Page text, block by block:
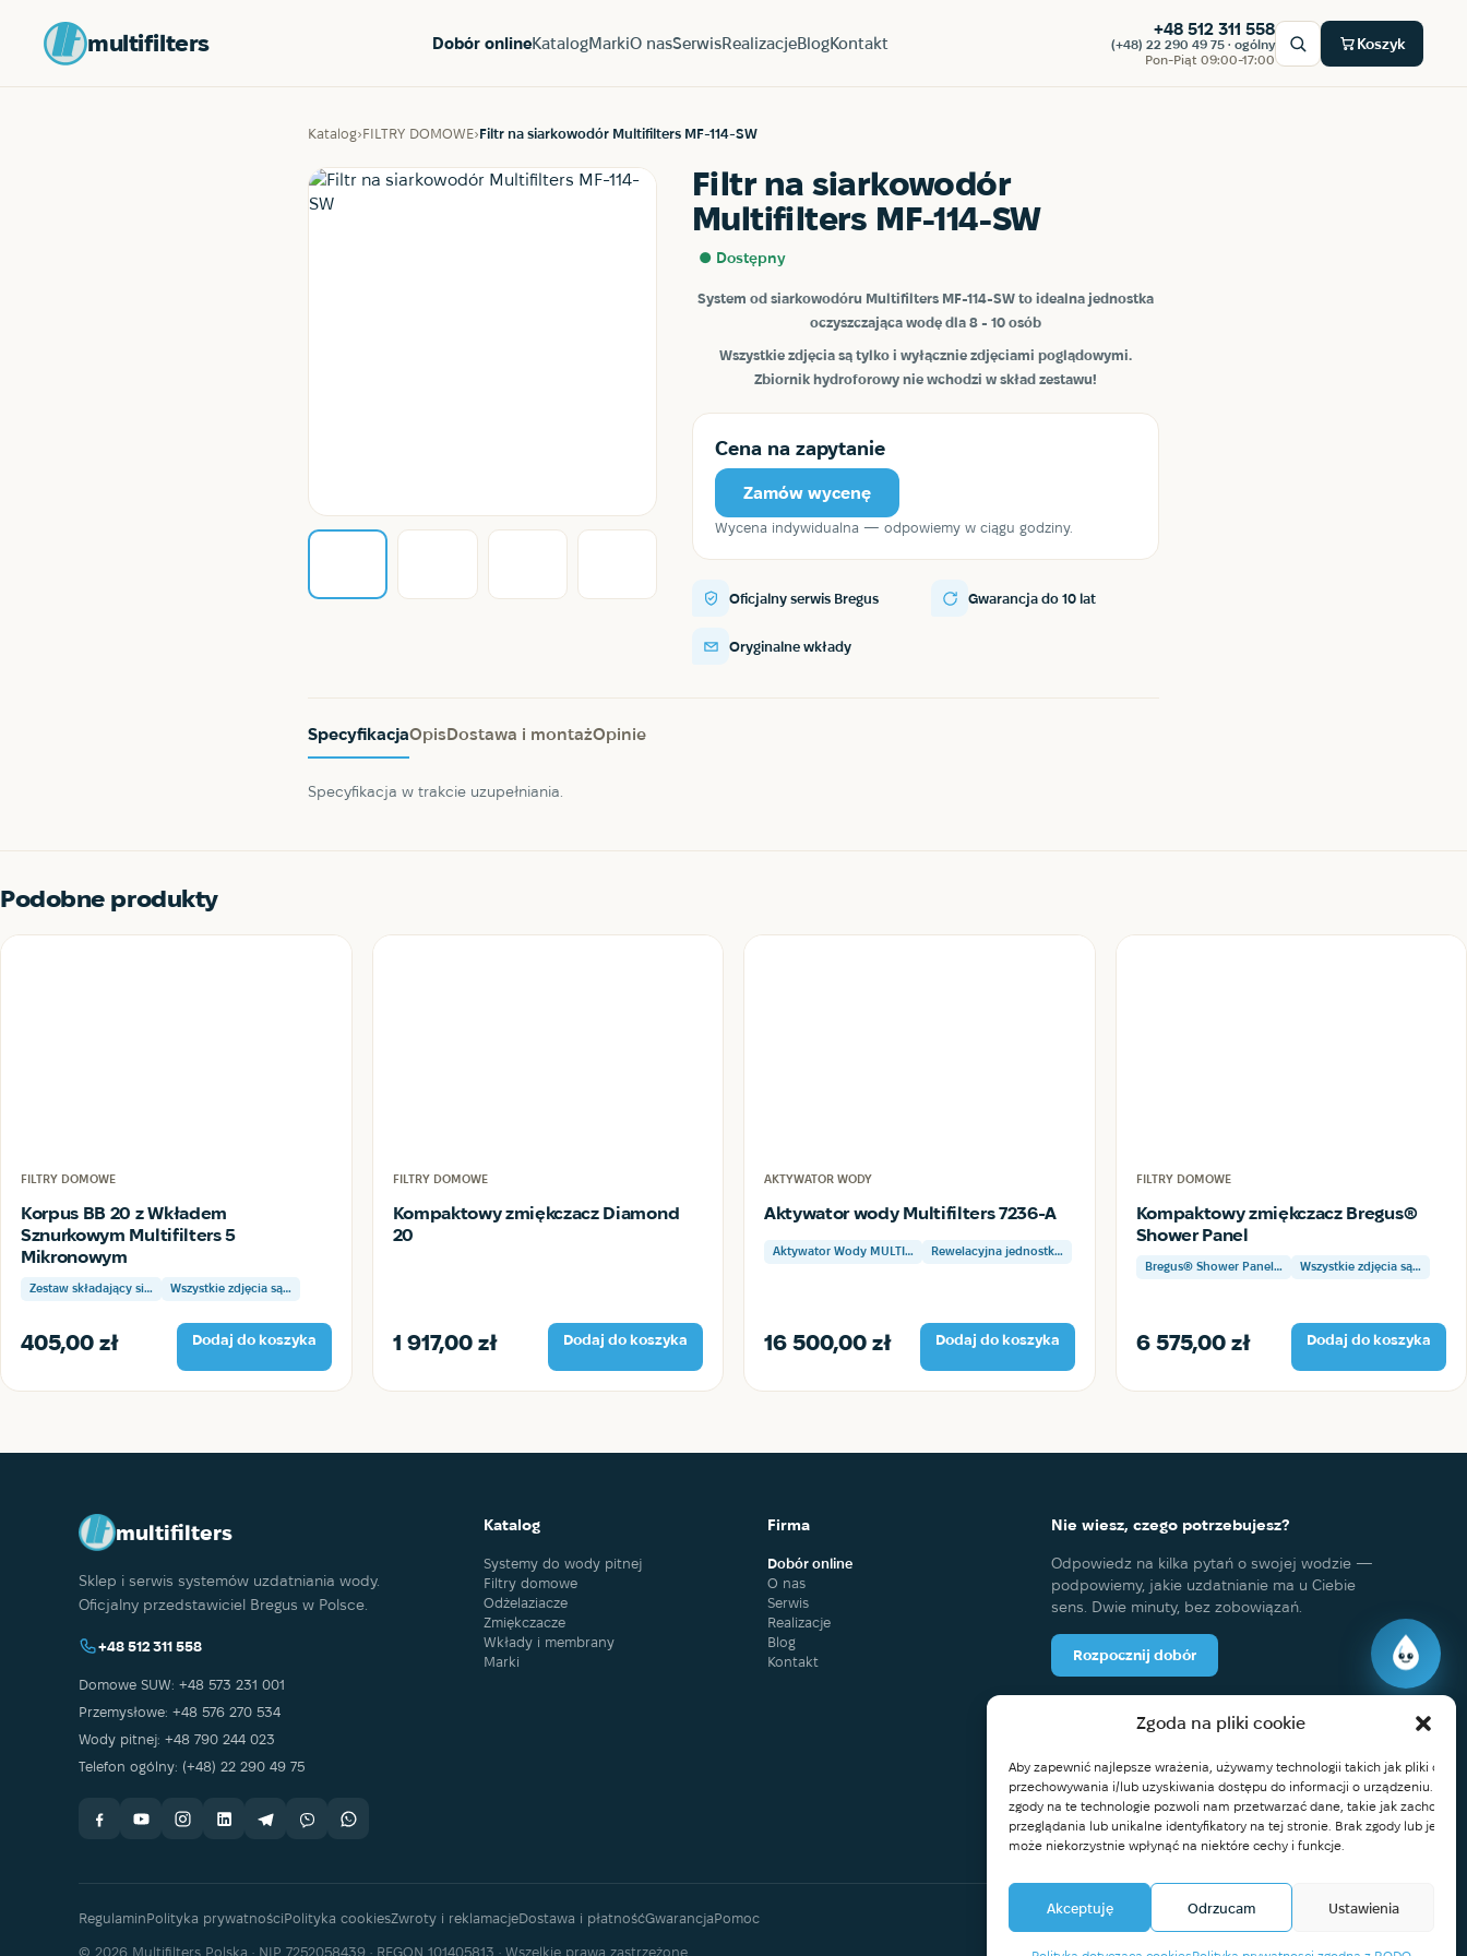
Zgoda na pliki cookie
Aby zapewnić najlepsze wrażenia, używamy technologii takich jak pliki
przechowywania i/lub uzyskiwania dostępu do informacji o urządzeniu.
zgody na te technologie pozwoli nam przetwarzać dane, takie jak
przeglądania lub unikalne identyfikatory na tej stronie. Brak zgody lub jej
może niekorzystnie wpłynąć na niektóre cechy i funkcje.
Akceptuję Odrzucam Ustawienia
multifilters Dobór onlineKatalogMarkiO nasSerwisRealizacjeBlogKontakt
+48 512 311 558
(+48) 22 290 49 75 · ogólny
Pon-Piąt 09:00-17:00
Koszyk
Katalog›FILTRY DOMOWE›Filtr na siarkowodór Multifilters MF-114-SW
Filtr na siarkowodór
Multifilters MF-114-SW
● Dostępny
System od siarkowodóru Multifilters MF-114-SW to idealna jednostka
oczyszczająca wodę dla 8 - 10 osób
Wszystkie zdjęcia są tylko i wyłącznie zdjęciami poglądowymi.
Zbiornik hydroforowy nie wchodzi w skład zestawu!
Cena na zapytanie
Zamów wycenę
Wycena indywidualna — odpowiemy w ciągu godziny.
Oficjalny serwis Bregus Gwarancja do 10 lat
Oryginalne wkłady
SpecyfikacjaOpisDostawa i montażOpinie
Specyfikacja w trakcie uzupełniania.
Podobne produkty
FILTRY DOMOWE
Korpus BB 20 z Wkładem
Sznurkowym Multifilters 5
Mikronowym
Zestaw składający si… Wszystkie zdjęcia są…
405,00 zł Dodaj do koszyka
FILTRY DOMOWE
Kompaktowy zmiękczacz Diamond
20
1 917,00 zł Dodaj do koszyka
AKTYWATOR WODY
Aktywator wody Multifilters 7236-A
Aktywator Wody MULTI… Rewelacyjna jednostk…
16 500,00 zł Dodaj do koszyka
FILTRY DOMOWE
Kompaktowy zmiękczacz Bregus®
Shower Panel
Bregus® Shower Panel… Wszystkie zdjęcia są…
6 575,00 zł Dodaj do koszyka
multifilters
Sklep i serwis systemów uzdatniania wody.
Oficjalny przedstawiciel Bregus w Polsce.
+48 512 311 558
Domowe SUW: +48 573 231 001
Przemysłowe: +48 576 270 534
Wody pitnej: +48 790 244 023
Telefon ogólny: (+48) 22 290 49 75
Katalog
Systemy do wody pitnej
Filtry domowe
Odżelaziacze
Zmiękczacze
Wkłady i membrany
Marki
Firma
Dobór online
O nas
Serwis
Realizacje
Blog
Kontakt
Nie wiesz, czego potrzebujesz?
Odpowiedz na kilka pytań o swojej wodzie —
podpowiemy, jakie uzdatnianie ma u Ciebie
sens. Dwie minuty, bez zobowiązań.
Rozpocznij dobór
RegulaminPolityka prywatnościPolityka cookiesZwroty i reklamacjeDostawa i płatnośćGwarancjaPomoc
© 2026 Multifilters Polska · NIP 7252058439 · REGON 101405813 · Wszelkie prawa zastrzeżone Płatność: Za pobraniem · Przelew bankowy